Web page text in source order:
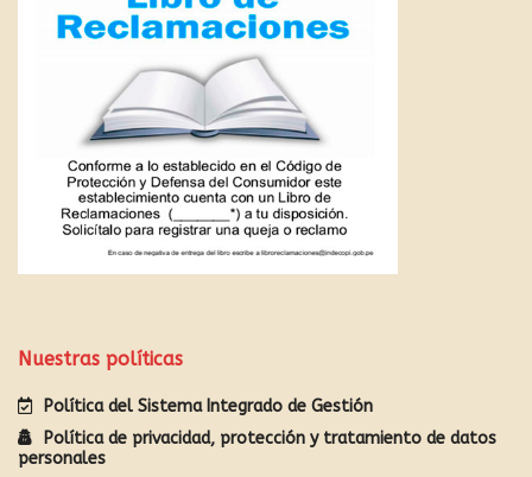
Nuestras políticas
Política del Sistema Integrado de Gestión
Política de privacidad, protección y tratamiento de datos
personales